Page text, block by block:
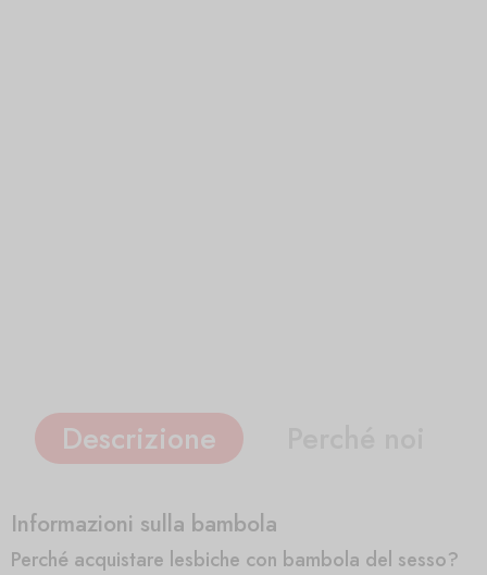
Descrizione
Informazioni sulla bambola
Perché acquistare lesbiche con bambola del sesso?